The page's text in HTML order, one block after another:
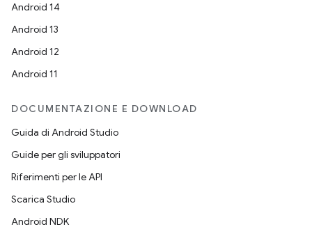
Android 14
Android 13
Android 12
Android 11
DOCUMENTAZIONE E DOWNLOAD
Guida di Android Studio
Guide per gli sviluppatori
Riferimenti per le API
Scarica Studio
Android NDK